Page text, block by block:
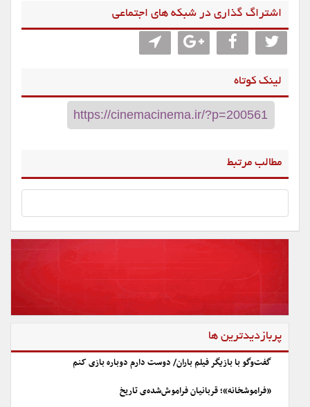
اشتراگ گذاری در شبکه های اجتماعی
لینک کوتاه
مطالب مرتبط
پربازدیدترین ها
گفت‌وگو با بازیگر فیلم باران/ دوست دارم دوباره بازی کنم
«فراموشخانه»؛ قربانیان فراموش‌شده‌ی تاریخ